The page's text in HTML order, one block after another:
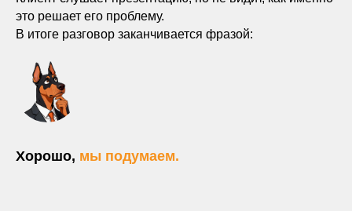
это решает его проблему.
В итоге разговор заканчивается фразой:
Хорошо, мы подумаем.